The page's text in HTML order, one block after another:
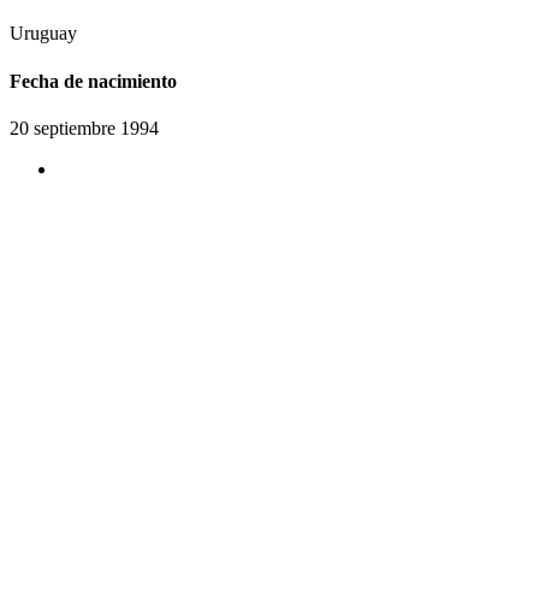
Uruguay
Fecha de nacimiento
20 septiembre 1994